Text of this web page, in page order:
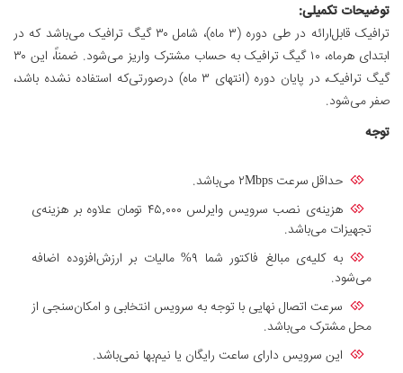
توضیحات تکمیلی:
ترافیک قابل‌ارائه در طی دوره (۳ ماه)، شامل ۳۰ گیگ ترافیک می‌باشد که در
ابتدای هرماه، ۱۰ گیگ ترافیک به حساب مشترک واریز می‌شود. ضمناً، این ۳۰
گیگ ترافیک، در پایان دوره (انتهای ۳ ماه) درصورتی‌که استفاده ‌نشده باشد،
صفر می‌شود.
توجه
حداقل سرعت ۲Mbps می‌باشد.
هزینه‌ی نصب سرویس وایرلس ۴۵,۰۰۰ تومان علاوه بر هزینه‌ی
تجهیزات می‌باشد.
به کلیه‌ی مبالغ فاکتور شما ۹% مالیات بر ارزش‌افزوده اضافه
می‌شود.
سرعت اتصال نهایی با توجه به سرویس انتخابی و امکان‌سنجی از
محل مشترک می‌باشد.
این سرویس دارای ساعت رایگان یا نیم‌بها نمی‌باشد.